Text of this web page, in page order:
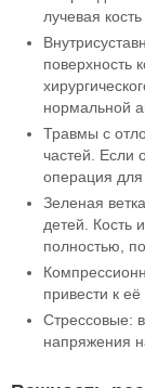
лучевая
поверхность
нормальной
Травмы с
частей. Если
операция для
Зеленая
детей. Кость
полностью,
привести к
Стрессовые:
напряжения